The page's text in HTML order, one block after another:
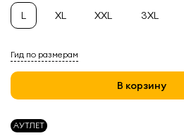
АУТЛЕТ
Гид по размерам
В корзину
L XL XXL 3XL